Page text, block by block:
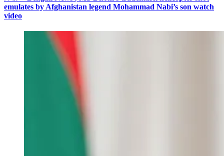
emulates by Afghanistan legend Mohammad Nabi’s son watch
video